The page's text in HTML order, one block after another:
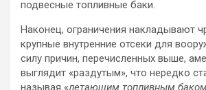
подвесные топливные баки.
Наконец, ограничения накладывают
крупные внутренние отсеки для
силу причин, перечисленных выше,
выглядит «раздутым», что нередко